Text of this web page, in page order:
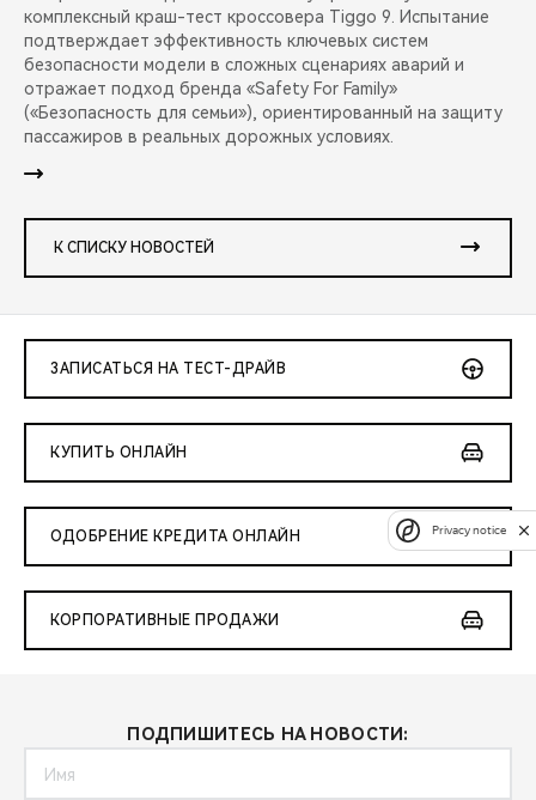
комплексный краш-тест кроссовера Tiggo 9. Испытание
подтверждает эффективность ключевых систем
безопасности модели в сложных сценариях аварий и
отражает подход бренда «Safety For Family»
(«Безопасность для семьи»), ориентированный на защиту
пассажиров в реальных дорожных условиях.
К СПИСКУ НОВОСТЕЙ
ЗАПИСАТЬСЯ НА ТЕСТ-ДРАЙВ
КУПИТЬ ОНЛАЙН
ОДОБРЕНИЕ КРЕДИТА ОНЛАЙН
КОРПОРАТИВНЫЕ ПРОДАЖИ
ПОДПИШИТЕСЬ НА НОВОСТИ:
Privacy notice